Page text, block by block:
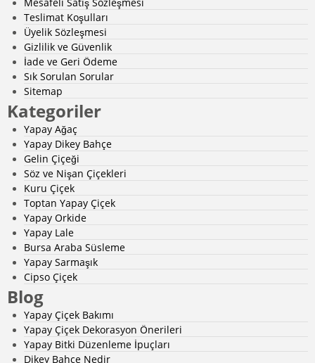
Mesafeli Satış Sözleşmesi
Teslimat Koşulları
Üyelik Sözleşmesi
Gizlilik ve Güvenlik
İade ve Geri Ödeme
Sık Sorulan Sorular
Sitemap
Kategoriler
Yapay Ağaç
Yapay Dikey Bahçe
Gelin Çiçeği
Söz ve Nişan Çiçekleri
Kuru Çiçek
Toptan Yapay Çiçek
Yapay Orkide
Yapay Lale
Bursa Araba Süsleme
Yapay Sarmaşık
Cipso Çiçek
Blog
Yapay Çiçek Bakımı
Yapay Çiçek Dekorasyon Önerileri
Yapay Bitki Düzenleme İpuçları
Dikey Bahçe Nedir